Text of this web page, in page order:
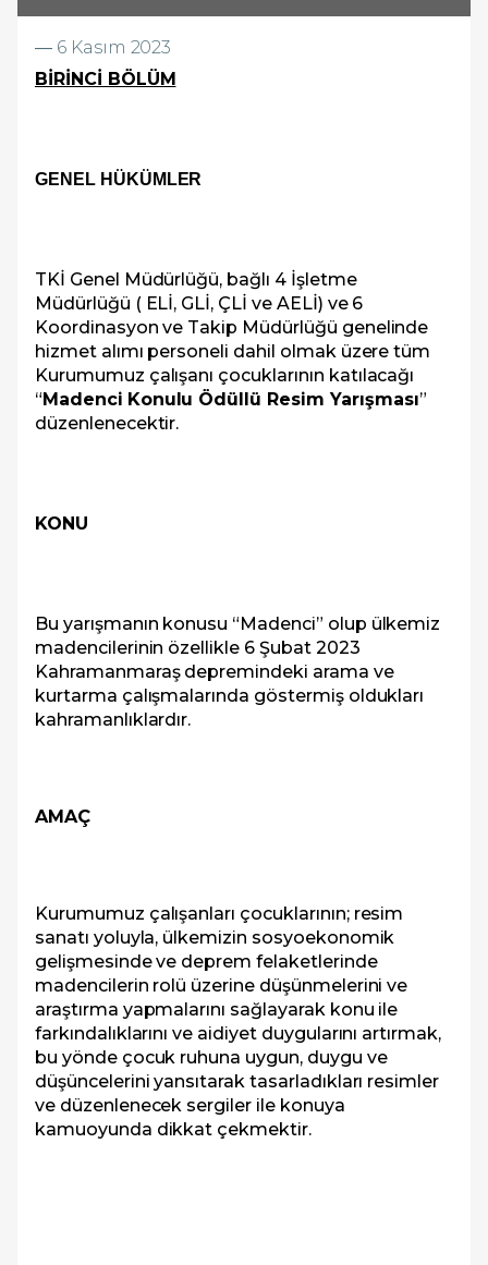
― 6 Kasım 2023
BİRİNCİ BÖLÜM
GENEL HÜKÜMLER
TKİ Genel Müdürlüğü, bağlı 4 İşletme
Müdürlüğü ( ELİ, GLİ, ÇLİ ve AELİ) ve 6
Koordinasyon ve Takip Müdürlüğü genelinde
hizmet alımı personeli dahil olmak üzere tüm
Kurumumuz çalışanı çocuklarının katılacağı
“Madenci Konulu Ödüllü Resim Yarışması”
düzenlenecektir.
KONU
Bu yarışmanın konusu “Madenci” olup ülkemiz
madencilerinin özellikle 6 Şubat 2023
Kahramanmaraş depremindeki arama ve
kurtarma çalışmalarında göstermiş oldukları
kahramanlıklardır.
AMAÇ
Kurumumuz çalışanları çocuklarının; resim
sanatı yoluyla, ülkemizin sosyoekonomik
gelişmesinde ve deprem felaketlerinde
madencilerin rolü üzerine düşünmelerini ve
araştırma yapmalarını sağlayarak konu ile
farkındalıklarını ve aidiyet duygularını artırmak,
bu yönde çocuk ruhuna uygun, duygu ve
düşüncelerini yansıtarak tasarladıkları resimler
ve düzenlenecek sergiler ile konuya
kamuoyunda dikkat çekmektir.